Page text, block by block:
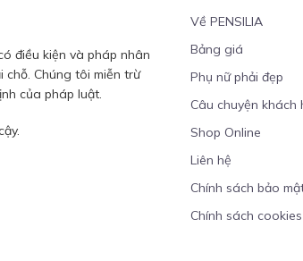
điều kiện và pháp nhân
chỗ. Chúng tôi miễn trừ
của pháp luật.
Về PENSILIA
Bảng giá
Phụ nữ phải đẹp
Câu chuyện khách
Shop Online
Liên hệ
Chính sách bảo
Chính sách cookies